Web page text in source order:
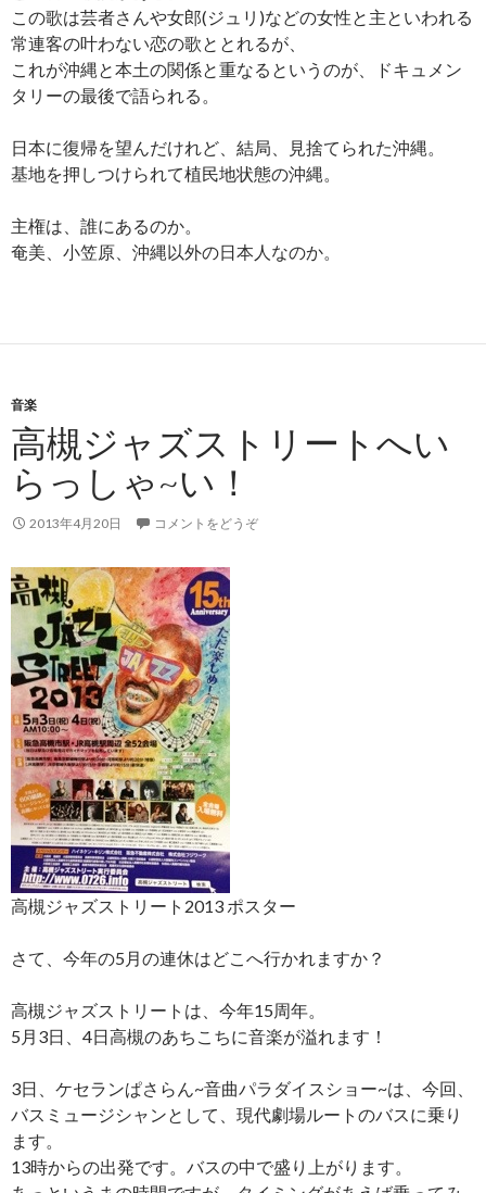
この歌は芸者さんや女郎(ジュリ)などの女性と主といわれる
常連客の叶わない恋の歌ととれるが、
これが沖縄と本土の関係と重なるというのが、ドキュメン
タリーの最後で語られる。
日本に復帰を望んだけれど、結局、見捨てられた沖縄。
基地を押しつけられて植民地状態の沖縄。
主権は、誰にあるのか。
奄美、小笠原、沖縄以外の日本人なのか。
音楽
高槻ジャズストリートへい
らっしゃ~い！
2013年4月20日 コメントをどうぞ
高槻ジャズストリート2013 ポスター
さて、今年の5月の連休はどこへ行かれますか？
高槻ジャズストリートは、今年15周年。
5月3日、4日高槻のあちこちに音楽が溢れます！
3日、ケセランぱさらん~音曲パラダイスショー~は、今回、
バスミュージシャンとして、現代劇場ルートのバスに乗り
ます。
13時からの出発です。バスの中で盛り上がります。